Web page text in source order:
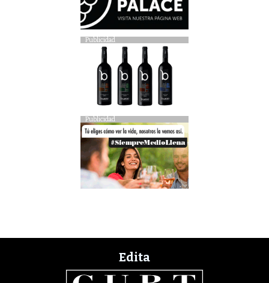
Publicidad
Publicidad
Edita